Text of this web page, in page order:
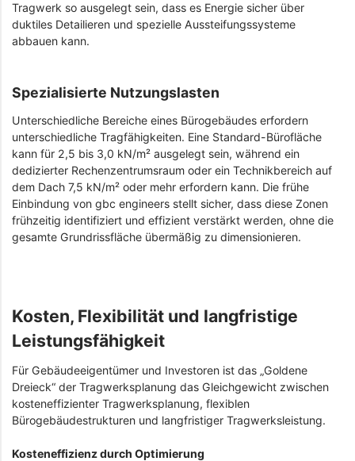
Tragwerk so ausgelegt sein, dass es Energie sicher über
duktiles Detailieren und spezielle Aussteifungssysteme
abbauen kann.
Spezialisierte Nutzungslasten
Unterschiedliche Bereiche eines Bürogebäudes erfordern
unterschiedliche Tragfähigkeiten. Eine Standard-Bürofläche
kann für 2,5 bis 3,0 kN/m² ausgelegt sein, während ein
dedizierter Rechenzentrumsraum oder ein Technikbereich auf
dem Dach 7,5 kN/m² oder mehr erfordern kann. Die frühe
Einbindung von gbc engineers stellt sicher, dass diese Zonen
frühzeitig identifiziert und effizient verstärkt werden, ohne die
gesamte Grundrissfläche übermäßig zu dimensionieren.
Kosten, Flexibilität und langfristige
Leistungsfähigkeit
Für Gebäudeeigentümer und Investoren ist das „Goldene
Dreieck“ der Tragwerksplanung das Gleichgewicht zwischen
kosteneffizienter Tragwerksplanung, flexiblen
Bürogebäudestrukturen und langfristiger Tragwerksleistung.
Kosteneffizienz durch Optimierung